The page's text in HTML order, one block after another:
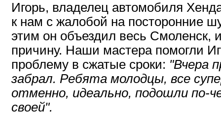
Игорь, владелец автомобиля
к нам с жалобой на посторонние
этим он объездил весь Смоленск,
причину. Наши мастера помогли
проблему в сжатые сроки: "Вчера
забрал. Ребята молодцы, все
отменно, идеально, подошли по-
своей".